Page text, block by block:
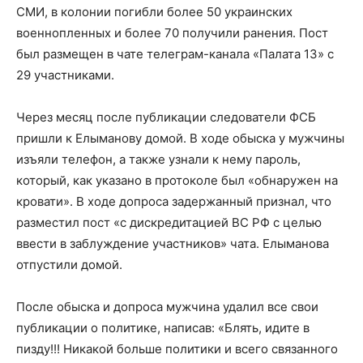
СМИ, в колонии погибли более 50 украинских
военнопленных и более 70 получили ранения. Пост
был размещен в чате телеграм-канала «Палата 13» с
29 участниками.
Через месяц после публикации следователи ФСБ
пришли к Елыманову домой. В ходе обыска у мужчины
изъяли телефон, а также узнали к нему пароль,
который, как указано в протоколе был «обнаружен на
кровати». В ходе допроса задержанный признал, что
разместил пост «с дискредитацией ВС РФ с целью
ввести в заблуждение участников» чата. Елыманова
отпустили домой.
После обыска и допроса мужчина удалил все свои
публикации о политике, написав: «Блять, идите в
пизду!!! Никакой больше политики и всего связанного